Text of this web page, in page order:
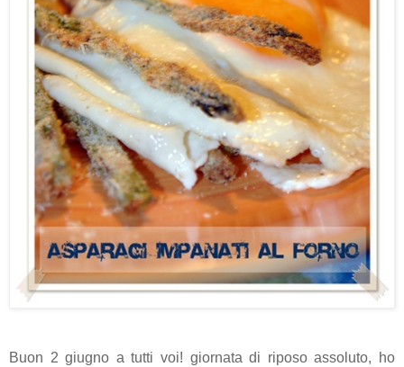
Buon 2 giugno a tutti voi! giornata di riposo assoluto, ho